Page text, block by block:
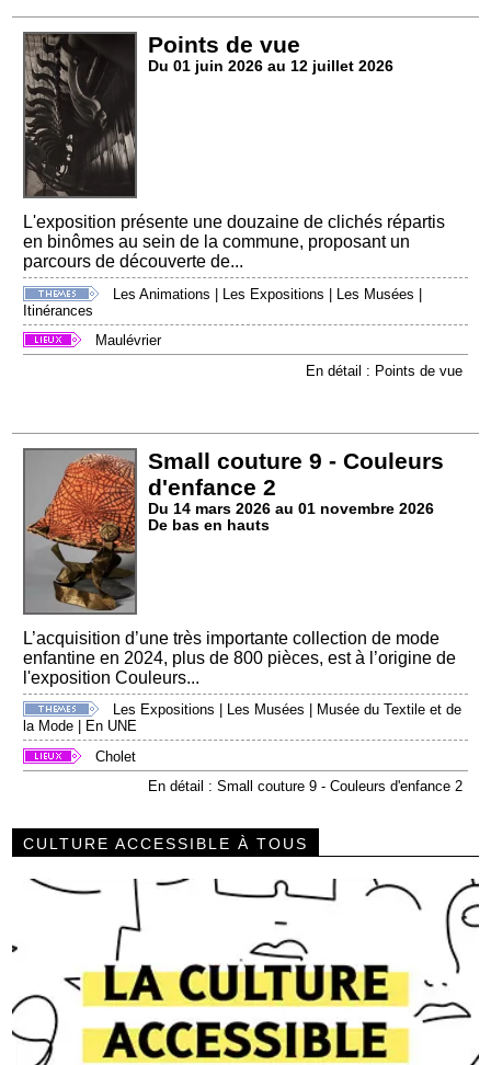
Points de vue
Du 01 juin 2026 au 12 juillet 2026
L'exposition présente une douzaine de clichés répartis
en binômes au sein de la commune, proposant un
parcours de découverte de...
Les Animations Les Expositions Les Musées
Itinérances
Maulévrier
En détail : Points de vue
Small couture 9 - Couleurs
d'enfance 2
Du 14 mars 2026 au 01 novembre 2026
De bas en hauts
L’acquisition d’une très importante collection de mode
enfantine en 2024, plus de 800 pièces, est à l’origine de
l'exposition Couleurs...
Les Expositions Les Musées
Musée du Textile et de
la Mode
En UNE
Cholet
En détail : Small couture 9 - Couleurs d'enfance 2
CULTURE ACCESSIBLE À TOUS